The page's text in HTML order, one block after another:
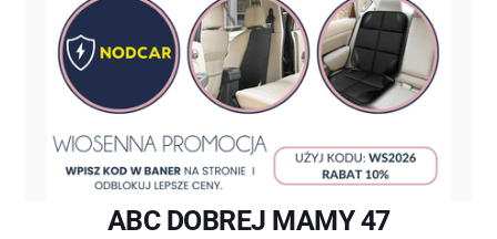
ABC DOBREJ MAMY 47